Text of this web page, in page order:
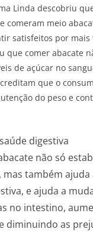
Linda descobriu
comeram meio
satisfeitos por mais
que comer abacate
de açúcar no
que o
do peso e
digestiva
não só
mas também
e ajuda a
no intestino,
diminuindo as